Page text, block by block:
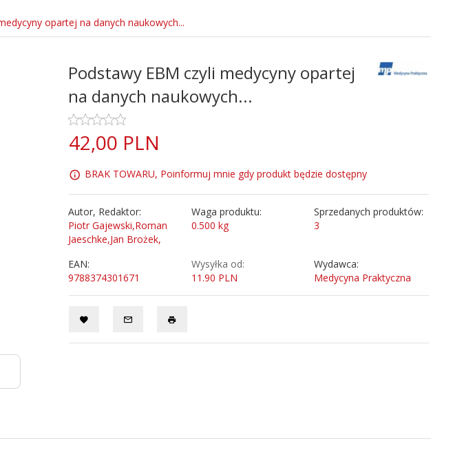
opartej na danych naukowych...
Podstawy EBM czyli medycyny opartej
na danych naukowych...
42,00 PLN
BRAK TOWARU, Poinformuj mnie gdy produkt będzie dostępny
Autor, Redaktor:
Piotr Gajewski,Roman
Jaeschke,Jan Brożek,
Waga produktu:
0.500 kg
Sprzedanych produktów:
3
EAN:
9788374301671
Wysyłka od:
11.90 PLN
Wydawca:
Medycyna Praktyczna